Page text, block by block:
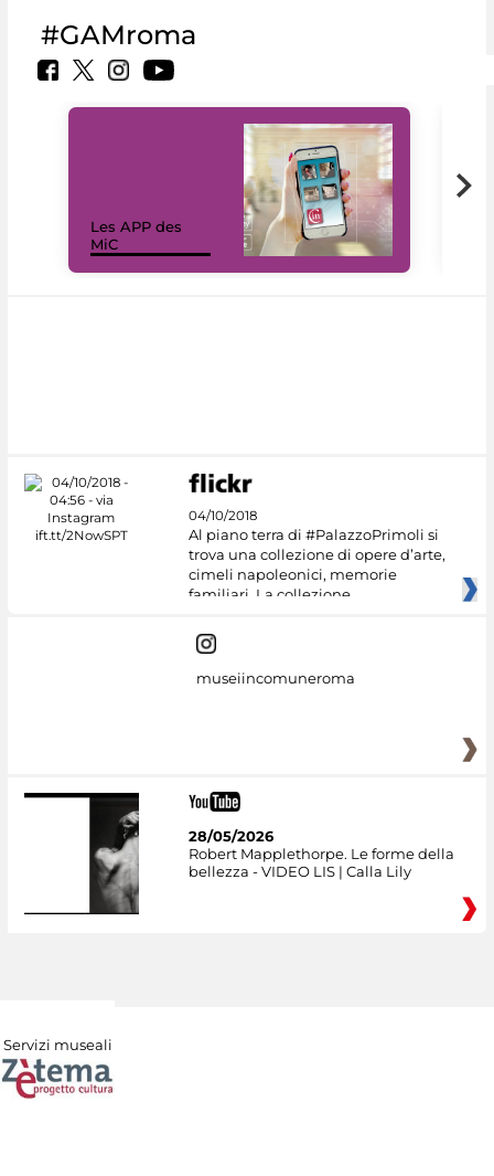
#GAMroma
Les APP des
MiC
04/10/2018
Al piano terra di #PalazzoPrimoli si
trova una collezione di opere d’arte,
cimeli napoleonici, memorie
familiari. La collezione
museiincomuneroma
28/05/2026
Robert Mapplethorpe. Le forme della
bellezza - VIDEO LIS | Calla Lily
Servizi museali